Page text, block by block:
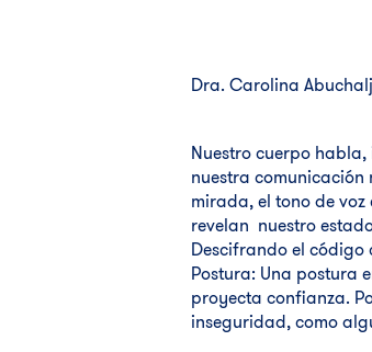
Dra. Carolina
Nuestro cuerpo
nuestra comunicación
mirada, el tono de
revelan nuestro
Descifrando el código
Postura: Una postura
proyecta confianza.
inseguridad, como